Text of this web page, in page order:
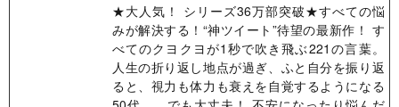
★大人気！ シリーズ36万部突破★すべての悩
みが解決する！“神ツイート”待望の最新作！ す
べてのクヨクヨが1秒で吹き飛ぶ221の言葉。
人生の折り返し地点が過ぎ、ふと自分を振り返
ると、視力も体力も衰えを自覚するようになる